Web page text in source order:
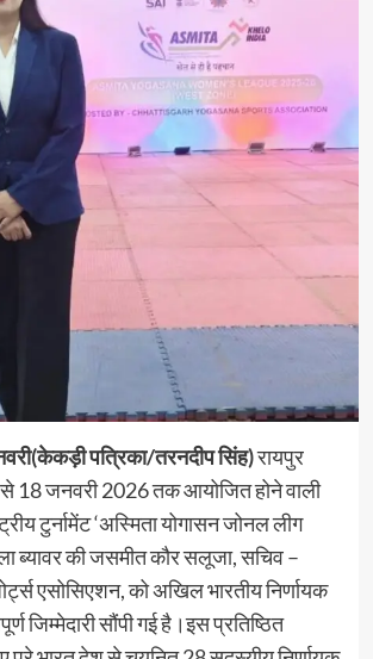
पत्रिका/तरनदीप सिंह)रायपुर
18 जनवरी 2026 तक आयोजित होने वाली
टुर्नामेंट ‘अस्मिता योगासन जोनल लीग
ब्यावर की जसमीत कौर सलूजा, सचिव –
एसोसिएशन, को अखिल भारतीय निर्णायक
जिम्मेदारी सौंपी गई है।इस प्रतिष्ठित